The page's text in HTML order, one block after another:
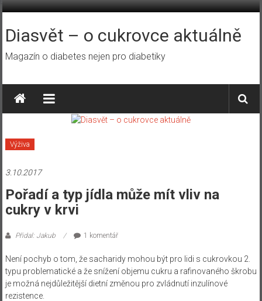
Přeskočit
obsah
Diasvět – o cukrovce aktuálně
Magazín o diabetes nejen pro diabetiky
Výživa
3.10.2017
Pořadí a typ jídla může mít vliv na
cukry v krvi
Přidal: Jakub 1 komentář
Není pochyb o tom, že sacharidy mohou být pro lidi s cukrovkou 2.
typu problematické a že snížení objemu cukru a rafinovaného škrobu
je možná nejdůležitější dietní změnou pro zvládnutí inzulínové
rezistence.